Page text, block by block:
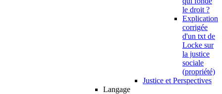
le droit ?
Explication
corrigée
d'un txt de
Locke sur
la justice
sociale
(propriété)
Justice et Perspectives
Langage